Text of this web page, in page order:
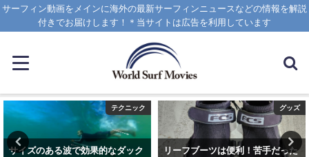
サーフィン動画をメインに海外の最新サーフィンニュースなどの情報を解説
付きでお届けします！＊当サイトは広告を利用しています
テクニック
サイズのある波で効果的なダック
グッズ
リーフブーツは便利！苦手だった